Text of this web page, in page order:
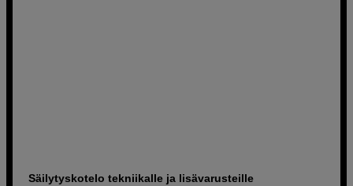
Säilytyskotelo tekniikalle ja lisävarusteille